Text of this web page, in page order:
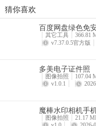
极影相
详情
猜你喜欢
百度网盘绿色免
其它工具
366.81
v7.37.0.5官方版
多美电子证件照
图像拍照
107.04
v1.0.1
魔棒水印相机手
图像拍照
21.17